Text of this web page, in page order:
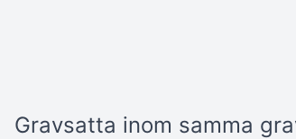
Gravsatta inom samma